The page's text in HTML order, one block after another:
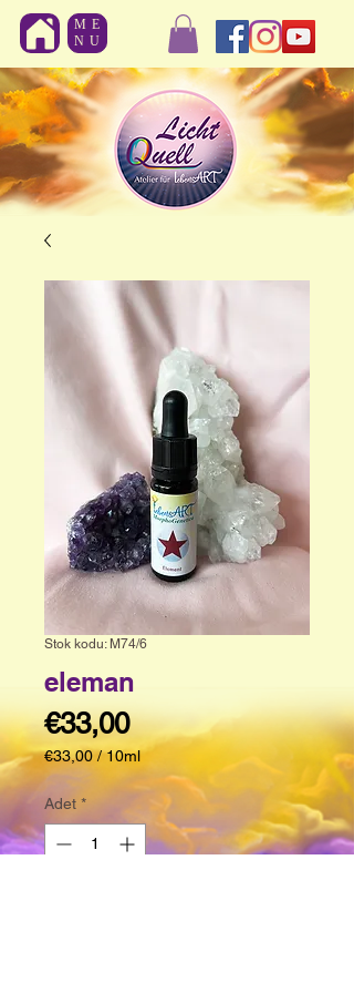
ME
NU
Stok kodu: M74/6
eleman
€33,00Fiyat
€33,00 /10ml
10
Mililitre
fiyatı
€33,00
Adet *